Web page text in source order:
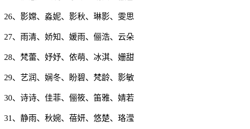
26、影嫦、淼妮、影秋、琳影、雯思
27、雨清、娇知、媛雨、俪浩、云朵
28、梵蕾、妤妤、依萌、冰淇、姗甜
29、艺润、娴冬、盼碧、梵龄、影敏
30、诗诗、佳菲、俪筱、笛雅、婧若
31、静雨、秋婉、蓓妍、悠楚、珞滢